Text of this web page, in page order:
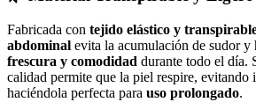
Fabricada con tejido elástico y
abdominal evita la acumulación de sudor y
frescura y comodidad durante todo el día.
calidad permite que la piel respire, evitando
haciéndola perfecta para uso prolongado.